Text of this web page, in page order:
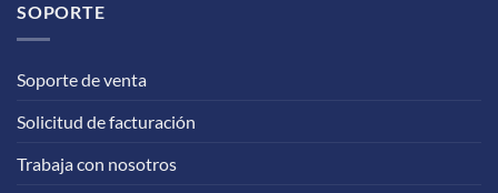
SOPORTE
Soporte de venta
Solicitud de facturación
Trabaja con nosotros